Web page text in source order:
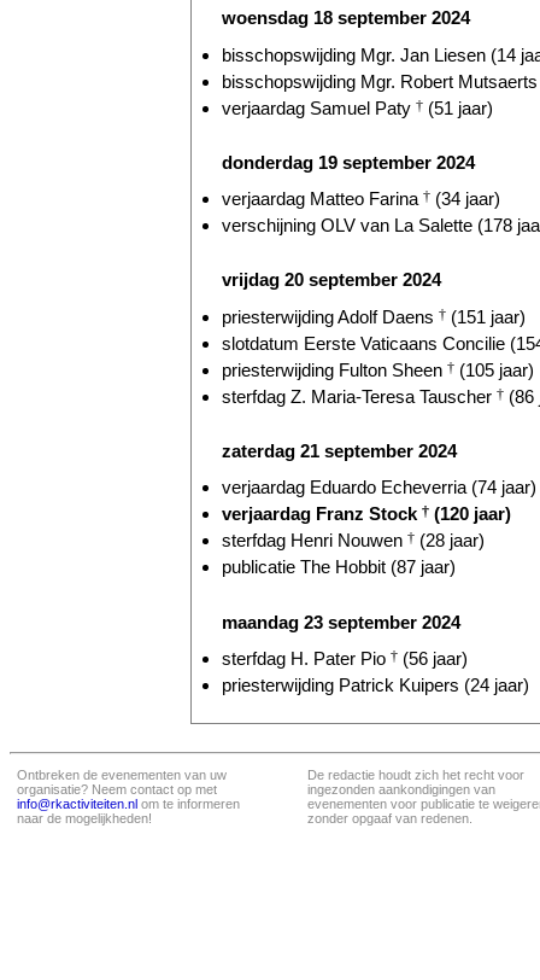
woensdag 18 september 2024
bisschopswijding Mgr. Jan Liesen (14
bisschopswijding Mgr. Robert
verjaardag Samuel Paty † (51 jaar)
donderdag 19 september 2024
verjaardag Matteo Farina † (34 jaar)
verschijning OLV van La Salette (178
vrijdag 20 september 2024
priesterwijding Adolf Daens † (151 jaar)
slotdatum Eerste Vaticaans Concilie
priesterwijding Fulton Sheen † (105 jaar)
sterfdag Z. Maria-Teresa Tauscher † (86
zaterdag 21 september 2024
verjaardag Eduardo Echeverria (74 jaar)
verjaardag Franz Stock † (120 jaar)
sterfdag Henri Nouwen † (28 jaar)
publicatie The Hobbit (87 jaar)
maandag 23 september 2024
sterfdag H. Pater Pio † (56 jaar)
priesterwijding Patrick Kuipers (24 jaar)
Ontbreken de evenementen van uw
organisatie? Neem contact op met
info@rkactiviteiten.nl om te informeren
naar de mogelijkheden!
De redactie houdt zich het recht voor
ingezonden aankondigingen van
evenementen voor publicatie te
zonder opgaaf van redenen.